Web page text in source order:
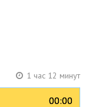
1 час 12 минут
00:00
00:00